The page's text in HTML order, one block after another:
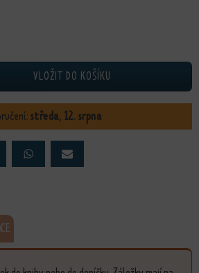
VLOŽIT DO KOŠÍKU
středa, 12. srpna